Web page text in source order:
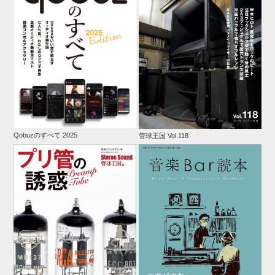
Qobuzのすべて 2025 管球王国 Vol.118